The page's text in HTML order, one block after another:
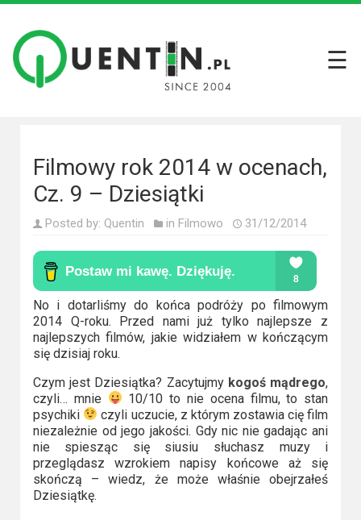
Filmy
Krótkie
recenzje
Seriale
Wszystkie
recenzje
seriali
Kategorie
Bollywood
&
s-
ka
Filmy
☰
Filmowy rok 2014 w ocenach,
Cz. 9 – Dziesiątki
Posted by: Quentin in Filmowo 31/12/2014
No i dotarliśmy do końca podróży po filmowym
2014 Q-roku. Przed nami już tylko najlepsze z
najlepszych filmów, jakie widziałem w kończącym
się dzisiaj roku.
Czym jest Dziesiątka? Zacytujmy kogoś mądrego,
czyli… mnie
10/10 to nie ocena filmu, to stan
psychiki
czyli uczucie, z którym zostawia cię film
niezależnie od jego jakości. Gdy nic nie gadając ani
nie spiesząc się siusiu słuchasz muzy i
przeglądasz wzrokiem napisy końcowe aż się
skończą – wiedz, że może właśnie obejrzałeś
Dziesiątkę.